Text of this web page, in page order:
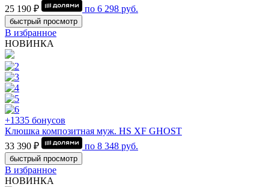
25 190 ₽
по 6 298 руб.
быстрый просмотр
В избранное
НОВИНКА
+1335 бонусов
Клюшка композитная муж. HS XF GHOST
33 390 ₽
по 8 348 руб.
быстрый просмотр
В избранное
НОВИНКА